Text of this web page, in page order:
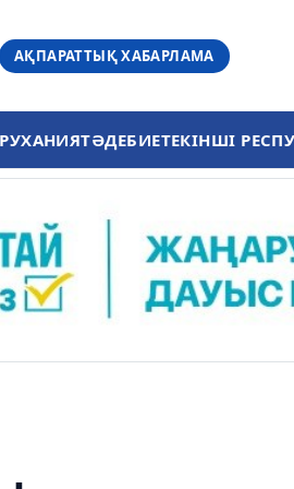
АҚПАРАТТЫҚ ХАБАРЛАМА
РУХАНИЯТӘДЕБИЕТЕКІНШІ